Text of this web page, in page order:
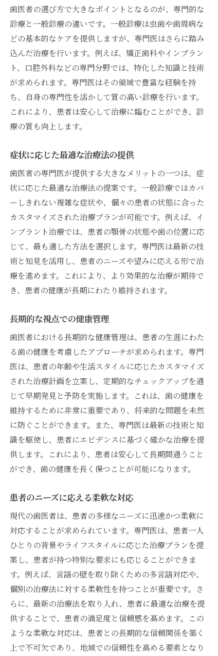
歯医者の選び方で大きなポイントとなるのが、専門的な
診療と一般診療の違いです。一般診療は虫歯や歯周病な
どの基本的なケアを提供しますが、専門医はさらに踏み
込んだ治療を行います。例えば、矯正歯科やインプラン
ト、口腔外科などの専門分野では、特化した知識と技術
が求められます。専門医はその領域で豊富な経験を持
ち、自身の専門性を活かして質の高い診療を行います。
これにより、患者は安心して治療に臨むことができ、診
療の質も向上します。
症状に応じた最適な治療法の提供
歯医者の専門医が提供する大きなメリットの一つは、症
状に応じた最適な治療法の提案です。一般診療ではカバ
ーしきれない複雑な症状や、個々の患者の状態に合った
カスタマイズされた治療プランが可能です。例えば、イ
ンプラント治療では、患者の顎骨の状態や歯の位置に応
じて、最も適した方法を選択します。専門医は最新の技
術と知見を活用し、患者のニーズや望みに応える形で治
療を進めます。これにより、より効果的な治療が期待で
き、患者の健康が長期にわたり維持されます。
長期的な視点での健康管理
歯医者における長期的な健康管理は、患者の生涯にわた
る歯の健康を考慮したアプローチが求められます。専門
医は、患者の年齢や生活スタイルに応じたカスタマイズ
された治療計画を立案し、定期的なチェックアップを通
じて早期発見と予防を実施します。これは、歯の健康を
維持するために非常に重要であり、将来的な問題を未然
に防ぐことができます。また、専門医は最新の技術と知
識を駆使し、患者にエビデンスに基づく確かな治療を提
供します。これにより、患者は安心して長期間通うこと
ができ、歯の健康を長く保つことが可能になります。
患者のニーズに応える柔軟な対応
現代の歯医者は、患者の多様なニーズに迅速かつ柔軟に
対応することが求められています。専門医は、患者一人
ひとりの背景やライフスタイルに応じた治療プランを提
案し、患者が持つ特別な要求にも応じることができま
す。例えば、言語の壁を取り除くための多言語対応や、
個別の治療法に対する柔軟性を持つことが重要です。さ
らに、最新の治療法を取り入れ、患者に最適な治療を提
供することで、患者の満足度と信頼感を高めます。この
ような柔軟な対応は、患者との長期的な信頼関係を築く
上で不可欠であり、地域での信頼性を高める要素となり